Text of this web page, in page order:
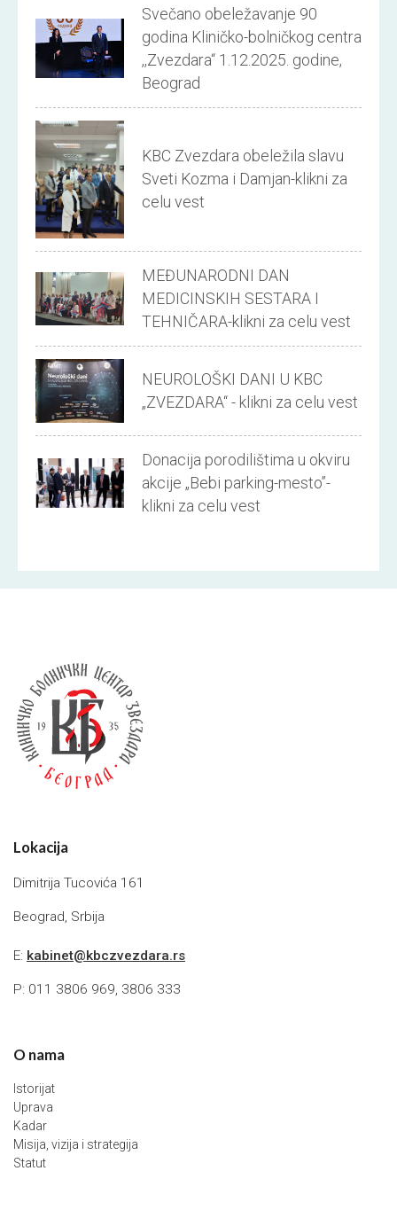
Svečano obeležavanje 90
godina Kliničko-bolničkog centra
,,Zvezdara“ 1.12.2025. godine,
Beograd
KBC Zvezdara obeležila slavu
Sveti Kozma i Damjan-klikni za
celu vest
MEĐUNARODNI DAN
MEDICINSKIH SESTARA I
TEHNIČARA-klikni za celu vest
NEUROLOŠKI DANI U KBC
„ZVEZDARA“ - klikni za celu vest
Donacija porodilištima u okviru
akcije „Bebi parking-mesto”-
klikni za celu vest
Lokacija
Dimitrija Tucovića 161
Beograd, Srbija
E: kabinet@kbczvezdara.rs
P: 011 3806 969, 3806 333
O nama
Istorijat
Uprava
Kadar
Misija, vizija i strategija
Statut